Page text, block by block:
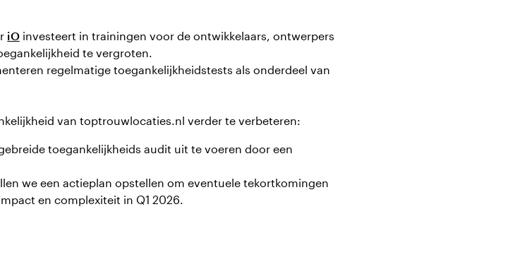
iOinvesteert in trainingen voor de ontwikkelaars, ontwerpers
te vergroten.
regelmatige toegankelijkheidstests als onderdeel van
van toptrouwlocaties.nl verder te verbeteren:
toegankelijkheids audit uit te voeren door een
we een actieplan opstellen om eventuele tekortkomingen
en complexiteit in Q1 2026.